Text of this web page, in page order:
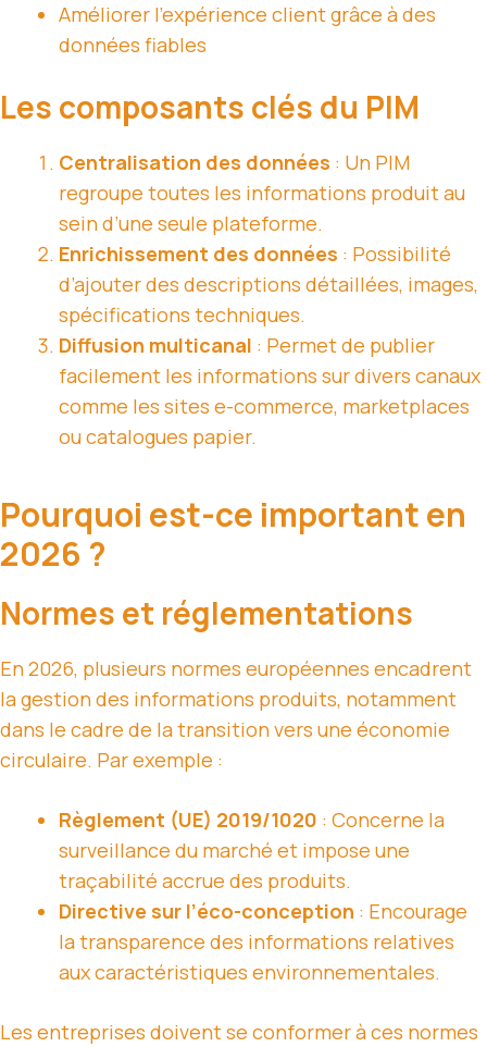
Améliorer l’expérience client grâce à des
données fiables
Les composants clés du PIM
Centralisation des données : Un PIM
regroupe toutes les informations produit au
sein d’une seule plateforme.
Enrichissement des données : Possibilité
d’ajouter des descriptions détaillées, images,
spécifications techniques.
Diffusion multicanal : Permet de publier
facilement les informations sur divers canaux
comme les sites e-commerce, marketplaces
ou catalogues papier.
Pourquoi est-ce important en
2026 ?
Normes et réglementations
En 2026, plusieurs normes européennes encadrent
la gestion des informations produits, notamment
dans le cadre de la transition vers une économie
circulaire. Par exemple :
Règlement (UE) 2019/1020 : Concerne la
surveillance du marché et impose une
traçabilité accrue des produits.
Directive sur l’éco-conception : Encourage
la transparence des informations relatives
aux caractéristiques environnementales.
Les entreprises doivent se conformer à ces normes